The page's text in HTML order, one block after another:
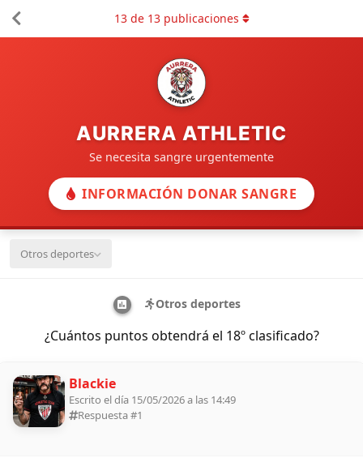
AURRERA ATHLETIC
Se necesita sangre urgentemente
INFORMACIÓN DONAR SANGRE
Otros deportes
Otros deportes
¿Cuántos puntos obtendrá el 18º clasificado?
13de 13publicaciones
Blackie
Escrito el día 15/05/2026 a las 14:49
Respuesta #1